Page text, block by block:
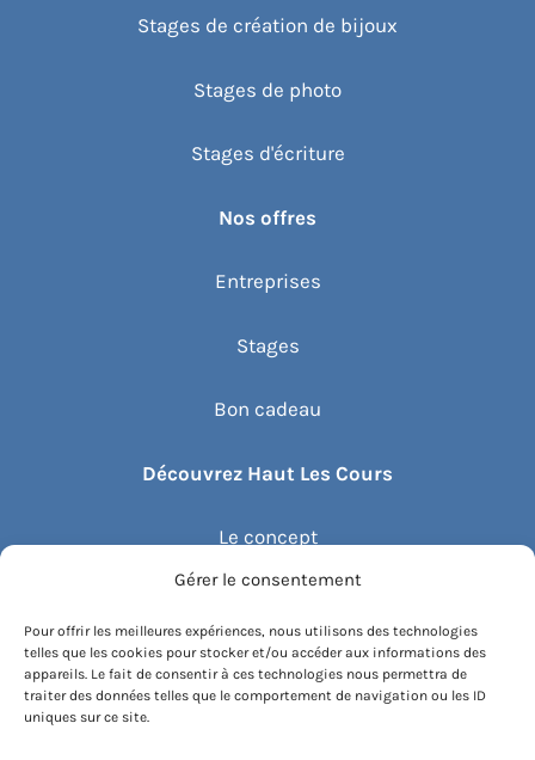
Gérer le consentement
Pour offrir les meilleures expériences, nous utilisons des technologies
telles que les cookies pour stocker et/ou accéder aux informations des
appareils. Le fait de consentir à ces technologies nous permettra de
traiter des données telles que le comportement de navigation ou les ID
uniques sur ce site.
Stages de création de bijoux
Stages de photo
Stages d'écriture
Nos offres
Entreprises
Stages
Bon cadeau
Découvrez Haut Les Cours
Le concept
Blog